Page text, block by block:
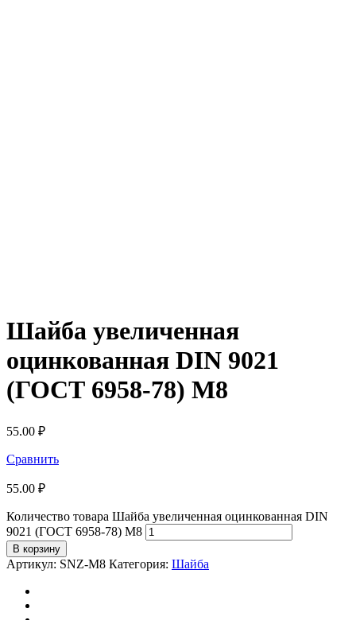
Шайба увеличенная
оцинкованная DIN 9021
(ГОСТ 6958-78) М8
55.00 ₽
Сравнить
55.00 ₽
Количество товара Шайба увеличенная оцинкованная DIN
9021 (ГОСТ 6958-78) М8
В корзину
Артикул: SNZ-М8 Категория: Шайба